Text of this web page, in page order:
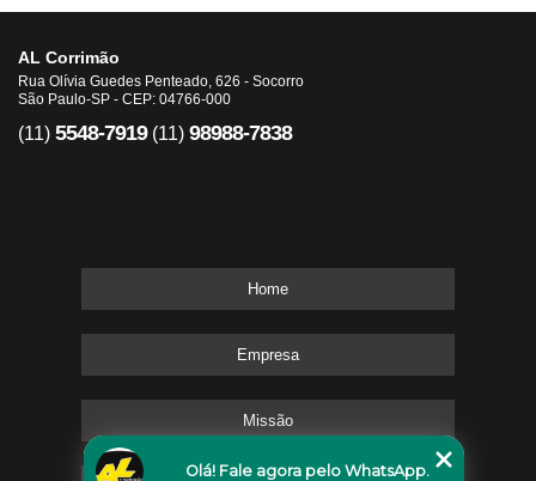
AL Corrimão
Rua Olívia Guedes Penteado, 626 - Socorro
São Paulo-SP - CEP: 04766-000
(11) 5548-7919 (11) 98988-7838
Home
Empresa
Missão
Olá! Fale agora pelo WhatsApp.